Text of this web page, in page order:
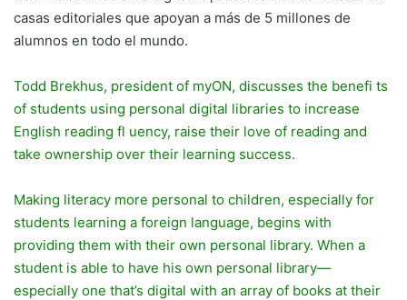
casas editoriales que apoyan a más de 5 millones de
alumnos en todo el mundo.
Todd Brekhus, president of myON, discusses the benefi ts
of students using personal digital libraries to increase
English reading fl uency, raise their love of reading and
take ownership over their learning success.
Making literacy more personal to children, especially for
students learning a foreign language, begins with
providing them with their own personal library. When a
student is able to have his own personal library—
especially one that’s digital with an array of books at their